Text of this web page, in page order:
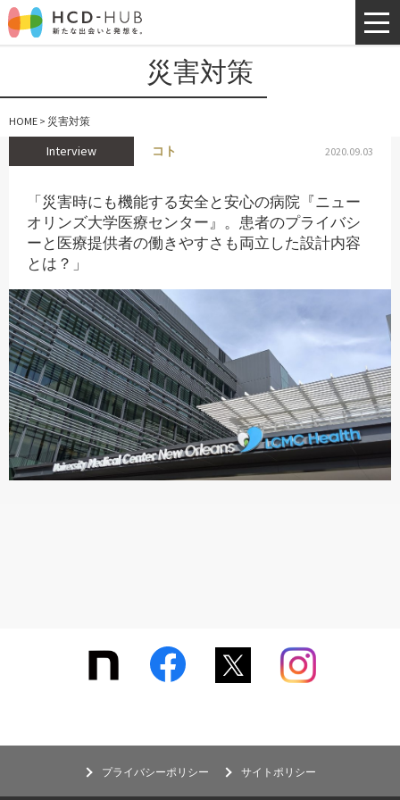
災害対策
HOME > 災害対策
Interview コト 2020.09.03
「災害時にも機能する安全と安心の病院『ニュー
オリンズ大学医療センター』。患者のプライバシ
ーと医療提供者の働きやすさも両立した設計内容
とは？」
プライバシーポリシー サイトポリシー